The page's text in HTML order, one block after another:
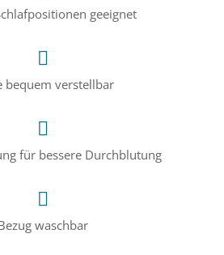
geeignet
bequem verstellbar
für bessere Durchblutung
waschbar